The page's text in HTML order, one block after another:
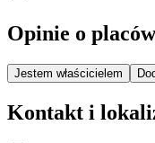
Opinie o
Jestem właścicielem
Kontakt i